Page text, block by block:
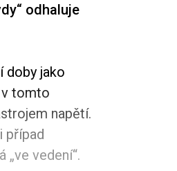
odhaluje
doby jako
v tomto
napětí.
případ
vedení“.